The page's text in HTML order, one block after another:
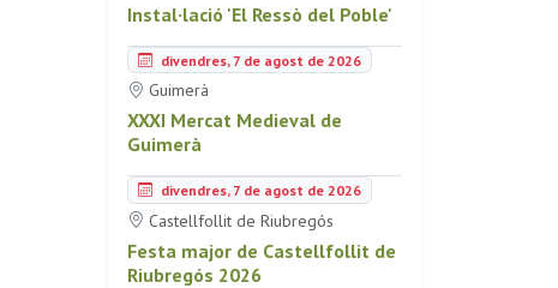
Instal·lació 'El Ressò del Poble'
divendres, 7 de agost de 2026
Guimerà
XXXI Mercat Medieval de
Guimerà
divendres, 7 de agost de 2026
Castellfollit de Riubregós
Festa major de Castellfollit de
Riubregós 2026